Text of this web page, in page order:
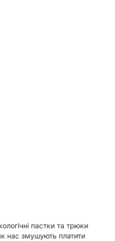
пастки та трюки
нас змушують платити